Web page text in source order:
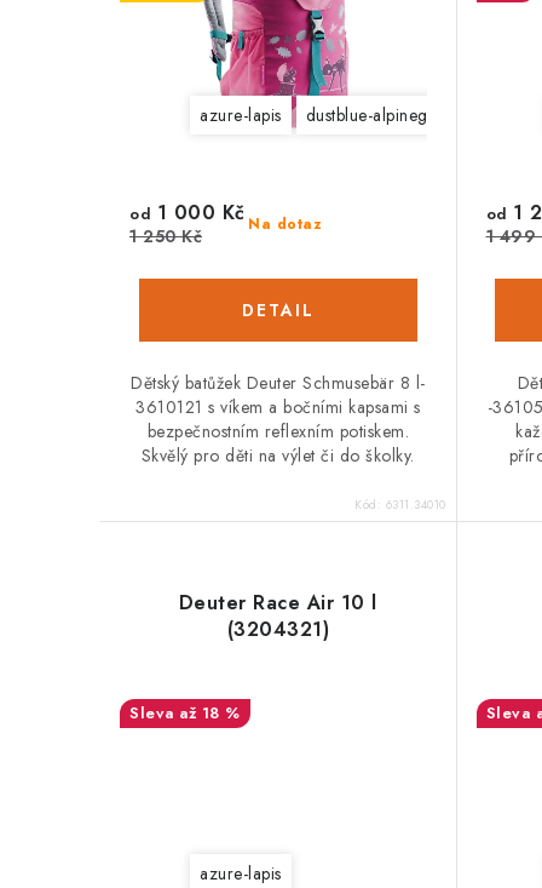
p
azure-lapis dustblue-alpinegreen
Na dotaz
od 1 000 Kč
1 250 Kč
Dětský batůžek Deuter Schmusebär 8 l-
3610121 s víkem a bočními kapsami s
bezpečnostním reflexním potiskem.
Skvělý pro děti na výlet či do školky.
Kód: 6311.34010
od 1
1 499
-
Deuter Race Air 10 l
(3204321)
až 18 %
azure-lapis